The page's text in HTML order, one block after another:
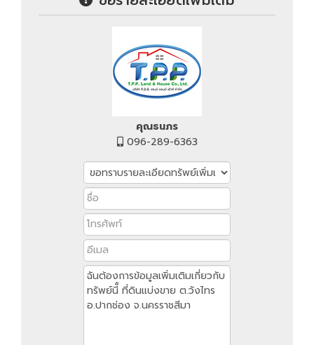
คุณธนภร
096-289-6363